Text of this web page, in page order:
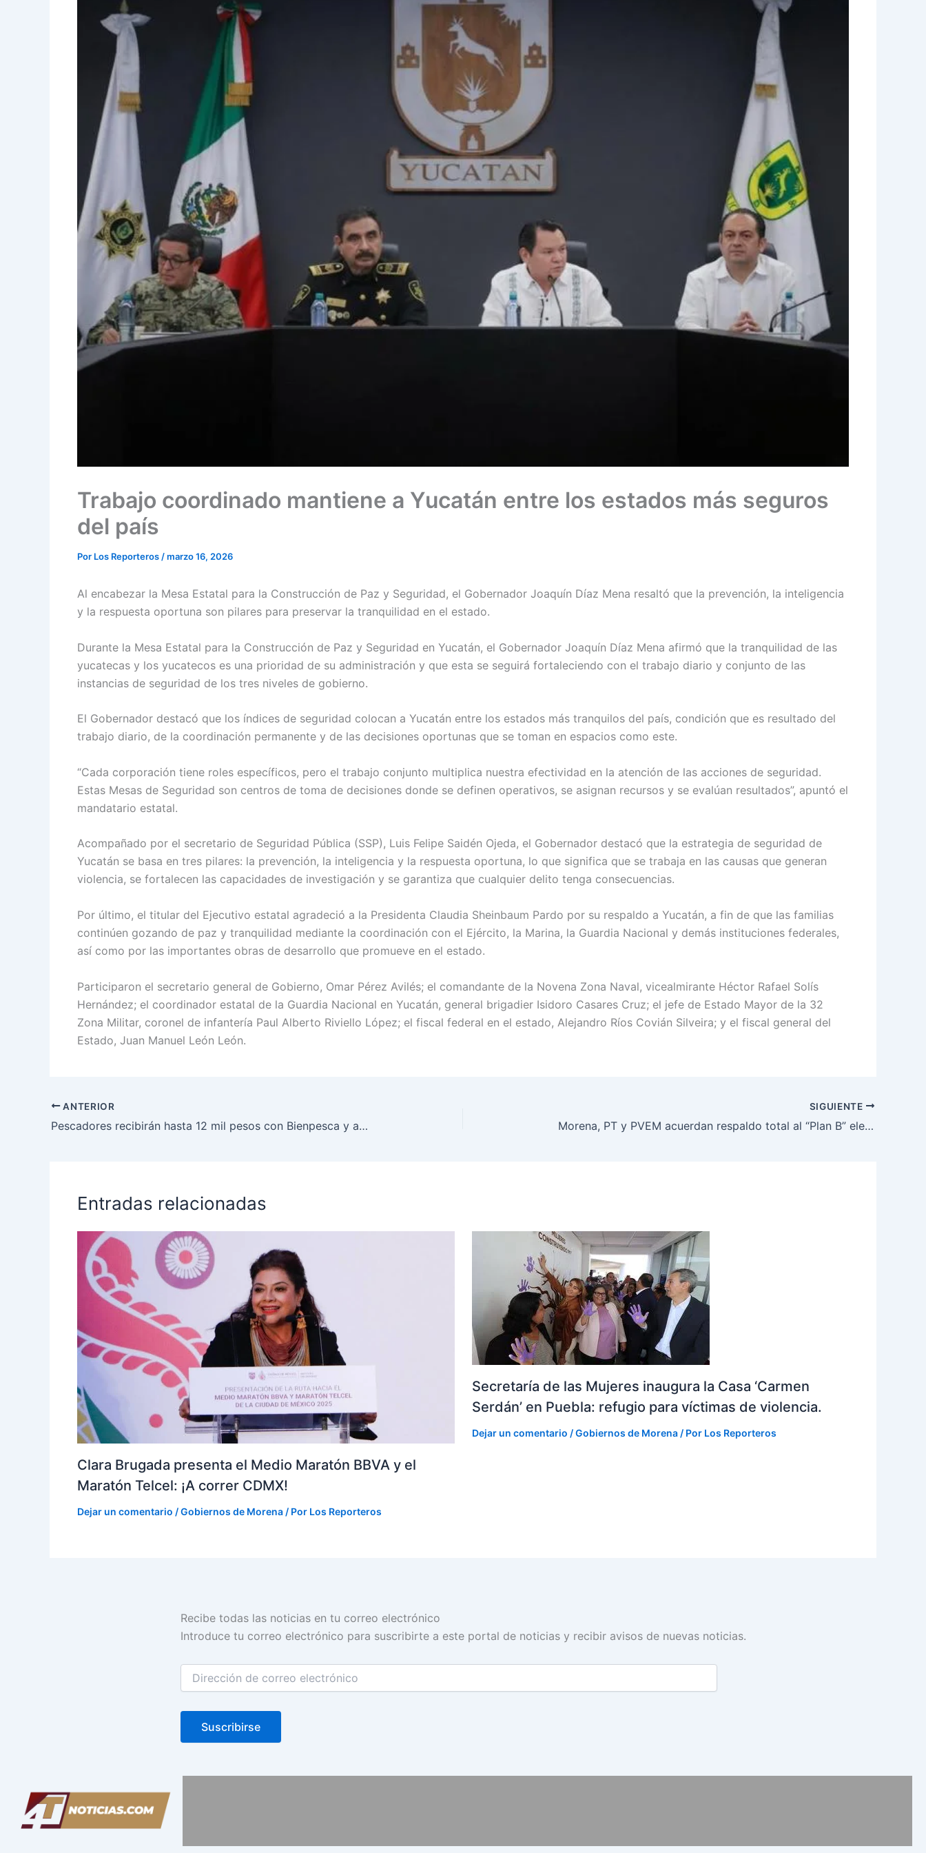
Trabajo coordinado mantiene a Yucatán entre los estados más seguros
del país
Por Los Reporteros /marzo 16, 2026
Al encabezar la Mesa Estatal para la Construcción de Paz y Seguridad, el Gobernador Joaquín Díaz Mena resaltó que la prevención, la inteligencia
y la respuesta oportuna son pilares para preservar la tranquilidad en el estado.
Durante la Mesa Estatal para la Construcción de Paz y Seguridad en Yucatán, el Gobernador Joaquín Díaz Mena afirmó que la tranquilidad de las
yucatecas y los yucatecos es una prioridad de su administración y que esta se seguirá fortaleciendo con el trabajo diario y conjunto de las
instancias de seguridad de los tres niveles de gobierno.
El Gobernador destacó que los índices de seguridad colocan a Yucatán entre los estados más tranquilos del país, condición que es resultado del
trabajo diario, de la coordinación permanente y de las decisiones oportunas que se toman en espacios como este.
“Cada corporación tiene roles específicos, pero el trabajo conjunto multiplica nuestra efectividad en la atención de las acciones de seguridad.
Estas Mesas de Seguridad son centros de toma de decisiones donde se definen operativos, se asignan recursos y se evalúan resultados”, apuntó el
mandatario estatal.
Acompañado por el secretario de Seguridad Pública (SSP), Luis Felipe Saidén Ojeda, el Gobernador destacó que la estrategia de seguridad de
Yucatán se basa en tres pilares: la prevención, la inteligencia y la respuesta oportuna, lo que significa que se trabaja en las causas que generan
violencia, se fortalecen las capacidades de investigación y se garantiza que cualquier delito tenga consecuencias.
Por último, el titular del Ejecutivo estatal agradeció a la Presidenta Claudia Sheinbaum Pardo por su respaldo a Yucatán, a fin de que las familias
continúen gozando de paz y tranquilidad mediante la coordinación con el Ejército, la Marina, la Guardia Nacional y demás instituciones federales,
así como por las importantes obras de desarrollo que promueve en el estado.
Participaron el secretario general de Gobierno, Omar Pérez Avilés; el comandante de la Novena Zona Naval, vicealmirante Héctor Rafael Solís
Hernández; el coordinador estatal de la Guardia Nacional en Yucatán, general brigadier Isidoro Casares Cruz; el jefe de Estado Mayor de la 32
Zona Militar, coronel de infantería Paul Alberto Riviello López; el fiscal federal en el estado, Alejandro Ríos Covián Silveira; y el fiscal general del
Estado, Juan Manuel León León.
ANTERIOR
Pescadores recibirán hasta 12 mil pesos con Bienpesca y apoyo estatal: Gobernadora
SIGUIENTE
Morena, PT y PVEM acuerdan respaldo total al “Plan B” electoral de Sheinbaum
Entradas relacionadas
Clara Brugada presenta el Medio Maratón BBVA y el
Maratón Telcel: ¡A correr CDMX!
Dejar un comentario /Gobiernos de Morena / Por Los Reporteros
Secretaría de las Mujeres inaugura la Casa ‘Carmen
Serdán’ en Puebla: refugio para víctimas de violencia.
Dejar un comentario /Gobiernos de Morena/ Por Los Reporteros
Recibe todas las noticias en tu correo electrónico
Introduce tu correo electrónico para suscribirte a este portal de noticias y recibir avisos de nuevas noticias.
Dirección
correo
Suscribirse